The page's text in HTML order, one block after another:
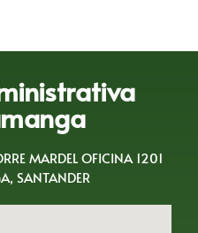
MARDEL OFICINA 1201
SANTANDER